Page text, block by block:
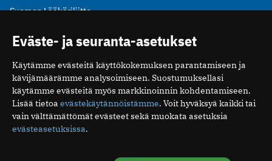
Suomen Lääkäriliitto
00510 Helsinki
puh. (09) 393 091
toimitus@potilaanlaakarilehti.fi
ISSN 2323-9476
Eväste- ja seuranta-asetukset
Käytämme evästeitä käyttökokemuksen parantamiseen ja
kävijämäärämme analysoimiseen. Suostumuksellasi
käytämme evästeitä myös markkinoinnin kohdentamiseen.
Lisää tietoa evästekäytännöistämme. Voit hyväksyä kaikki tai
vain välttämättömät evästeet sekä muokata asetuksia
evästeasetuksissa.